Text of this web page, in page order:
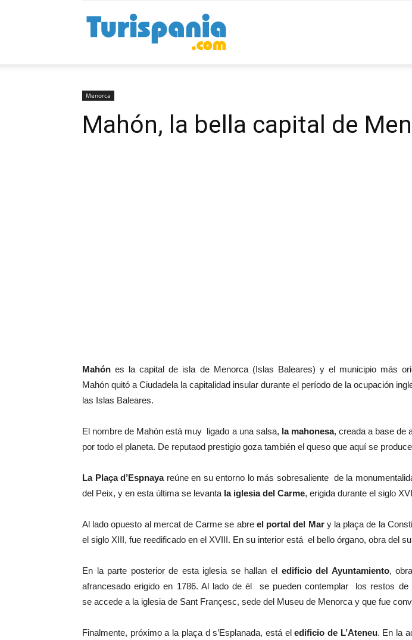
Menorca
Mahón, la bella capital de
Mahón es la capital de isla de Menorca (Islas Baleares) y el municipio más
Mahón quitó a Ciudadela la capitalidad insular durante el período de la ocupación
las Islas Baleares.
El nombre de Mahón está muy ligado a una salsa, la mahonesa, creada a base de
por todo el planeta. De reputaod prestigio goza también el queso que aquí se
La Plaça d’Espnayareúne en su entorno lo más sobresaliente de la
del Peix, y en esta última se levanta la iglesia del Carme, erigida durante el siglo
Al lado opuesto al mercat de Carme se abre el portal del Mary la plaça de la
el siglo XIII, fue reedificado en el XVIII. En su interior está el bello órgano, obra del
En la parte posterior de esta iglesia se hallan el edificio del Ayuntamiento,
afrancesado erigido en 1786. Al lado de él se pueden contemplar los restos de
se accede a la iglesia de Sant Françesc, sede del Museu de Menorca y que fue
Finalmente, próximo a la plaça d s’Esplanada, está eledificio de L’Ateneu. En la